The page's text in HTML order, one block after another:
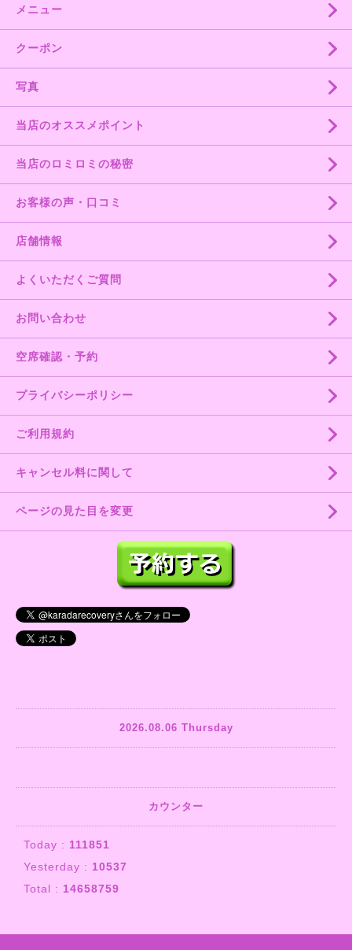
メニュー
クーポン
写真
当店のオススメポイント
当店のロミロミの秘密
お客様の声・口コミ
店舗情報
よくいただくご質問
お問い合わせ
空席確認・予約
プライバシーポリシー
ご利用規約
キャンセル料に関して
ページの見た目を変更
2026.08.06 Thursday
カウンター
Today : 111851
Yesterday : 10537
Total : 14658759